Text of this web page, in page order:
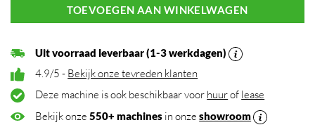
TOEVOEGEN AAN WINKELWAGEN
Uit voorraad leverbaar (1-3 werkdagen)
4.9/5 - Bekijk onze tevreden klanten
Deze machine is ook beschikbaar voor huurof lease
Bekijk onze550+ machines in onzeshowroom